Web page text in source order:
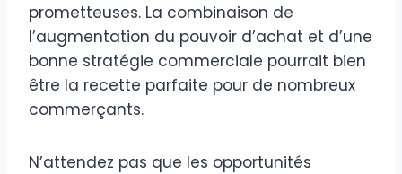
prometteuses. La combinaison de
l’augmentation du pouvoir d’achat et d’une
bonne stratégie commerciale pourrait bien
être la recette parfaite pour de nombreux
commerçants.
N’attendez pas que les opportunités